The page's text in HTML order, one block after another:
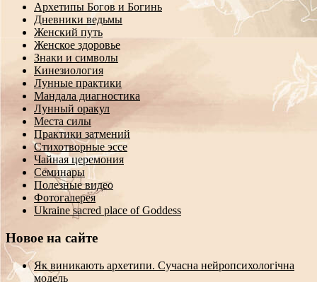
Архетипы Богов и Богинь
Дневники ведьмы
Женский путь
Женское здоровье
Знаки и символы
Кинезиология
Лунные практики
Мандала диагностика
Лунный оракул
Места силы
Практики затмений
Стихотворные эссе
Чайная церемония
Семинары
Полезные видео
Фотогалерея
Ukraine sacred place of Goddess
Новое на сайте
Як виникають архетипи. Сучасна нейропсихологічна
модель